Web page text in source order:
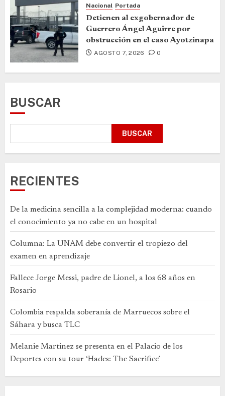
Nacional Portada
Detienen al exgobernador de
Guerrero Ángel Aguirre por
obstrucción en el caso Ayotzinapa
AGOSTO 7, 2026 0
BUSCAR
BUSCAR
RECIENTES
De la medicina sencilla a la complejidad moderna: cuando
el conocimiento ya no cabe en un hospital
Columna: La UNAM debe convertir el tropiezo del
examen en aprendizaje
Fallece Jorge Messi, padre de Lionel, a los 68 años en
Rosario
Colombia respalda soberanía de Marruecos sobre el
Sáhara y busca TLC
Melanie Martinez se presenta en el Palacio de los
Deportes con su tour ‘Hades: The Sacrifice’